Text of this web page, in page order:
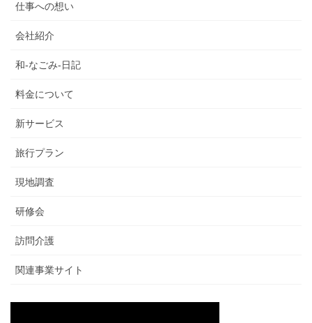
仕事への想い
会社紹介
和-なごみ-日記
料金について
新サービス
旅行プラン
現地調査
研修会
訪問介護
関連事業サイト